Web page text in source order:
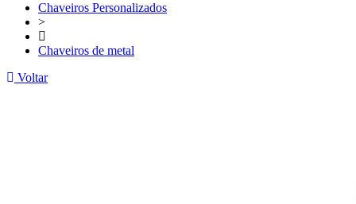
Chaveiros Personalizados
>
Chaveiros de metal
Voltar